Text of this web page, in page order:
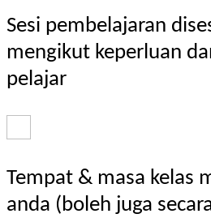
Sesi pembelajaran
mengikut keperluan
pelajar
Tempat & masa kelas
anda (boleh juga